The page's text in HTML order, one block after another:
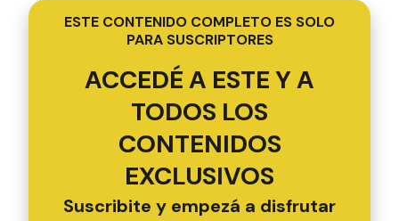
ESTE CONTENIDO COMPLETO ES SOLO
PARA SUSCRIPTORES
ACCEDÉ A ESTE Y A
TODOS LOS
CONTENIDOS
EXCLUSIVOS
Suscribite y empezá a disfrutar